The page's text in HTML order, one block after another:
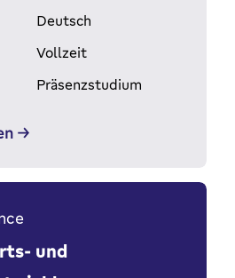
Deutsch
Vollzeit
Präsenzstudium
und